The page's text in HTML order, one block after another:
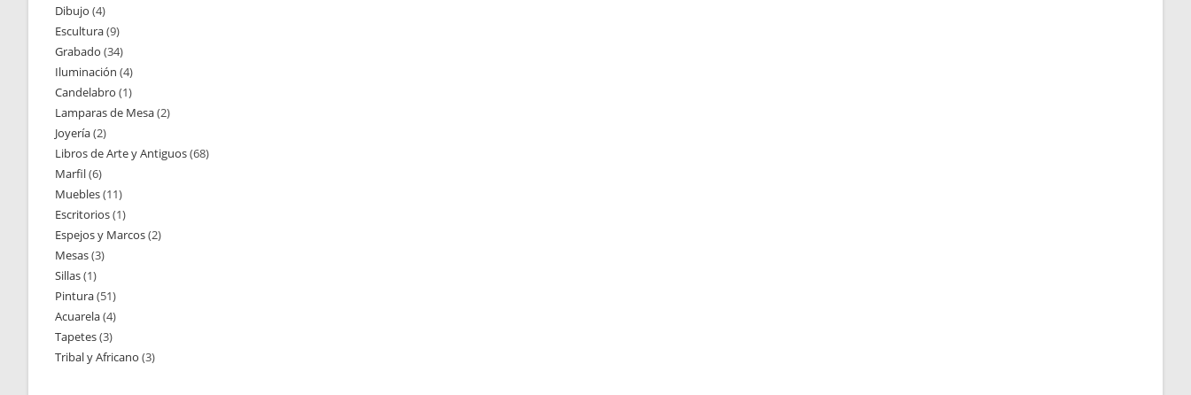
Dibujo 44
productos
Escultura 99
productos
Grabado 3434
productos
Iluminación 44
productos
Candelabro 11
producto
Lamparas de Mesa 22
Joyería 22
productos
Libros de Arte y Antiguos 6868
Marfil 66
productos
Muebles 1111
productos
Escritorios 11
producto
Espejos y Marcos 22
Mesas 33
Sillas 11
producto
Pintura 5151
productos
Acuarela 44
productos
Tapetes 33
productos
Tribal y Africano 33